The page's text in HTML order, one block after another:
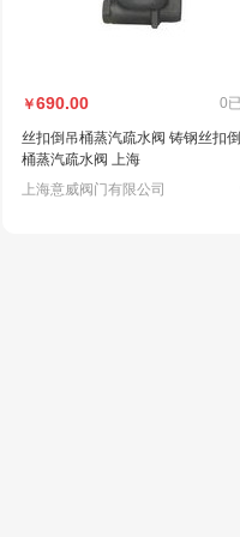
￥690.00 0
丝扣倒吊桶蒸汽疏水阀 铸钢丝扣
桶蒸汽疏水阀 上海
上海意威阀门有限公司